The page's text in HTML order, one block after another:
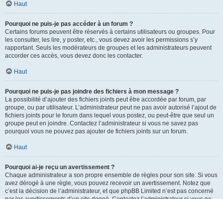
Haut
Pourquoi ne puis-je pas accéder à un forum ?
Certains forums peuvent être réservés à certains utilisateurs ou groupes. Pour
les consulter, les lire, y poster, etc., vous devez avoir les permissions s’y
rapportant. Seuls les modérateurs de groupes et les administrateurs peuvent
accorder ces accès, vous devez donc les contacter.
Haut
Pourquoi ne puis-je pas joindre des fichiers à mon message ?
La possibilité d’ajouter des fichiers joints peut être accordée par forum, par
groupe, ou par utilisateur. L’administrateur peut ne pas avoir autorisé l’ajout de
fichiers joints pour le forum dans lequel vous postez, ou peut-être que seul un
groupe peut en joindre. Contactez l’administrateur si vous ne savez pas
pourquoi vous ne pouvez pas ajouter de fichiers joints sur un forum.
Haut
Pourquoi ai-je reçu un avertissement ?
Chaque administrateur a son propre ensemble de règles pour son site. Si vous
avez dérogé à une règle, vous pouvez recevoir un avertissement. Notez que
c’est la décision de l’administrateur, et que phpBB Limited n’est pas concerné